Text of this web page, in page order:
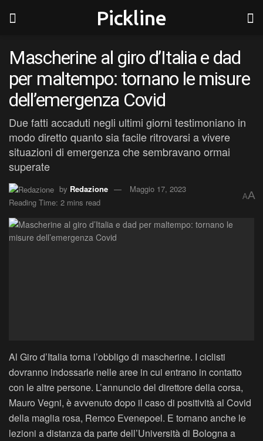
Pickline
Mascherine al giro d’Italia e dad
per maltempo: tornano le misure
dell’emergenza Covid
Due fatti accaduti negli ultimi giorni testimoniano in
modo diretto quanto sia facile ritrovarsi a vivere
situazioni di emergenza che sembravano ormai
superate
by Redazione
Maggio 17, 2023
Reading Time: 2 mins read
AA
Al Giro d’Italia torna l’obbligo di mascherine. I ciclisti
dovranno indossarle nelle aree in cui entrano in contatto
con le altre persone. L’annuncio del direttore della corsa,
Mauro Vegni, è avvenuto dopo il caso di positività al Covid
della maglia rosa, Remco Evenepoel. E tornano anche le
lezioni a distanza da parte dell’Università di Bologna a